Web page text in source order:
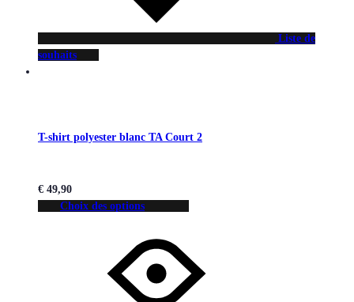
Liste de
souhaits
T-shirt polyester blanc TA Court 2
€ 49,90
Choix des options